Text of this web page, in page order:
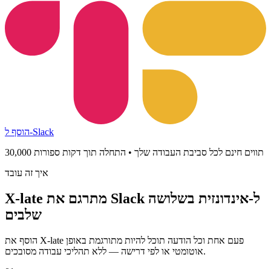
הוסף ל-Slack
30,000 תווים חינם לכל סביבת העבודה שלך • התחלה תוך דקות ספורות
איך זה עובד
X-late מתרגם את Slack ל-אינדונזית בשלושה
שלבים
הוסף את X-late פעם אחת וכל הודעה תוכל להיות מתורגמת באופן
אוטומטי או לפי דרישה — ללא תהליכי עבודה מסובכים.